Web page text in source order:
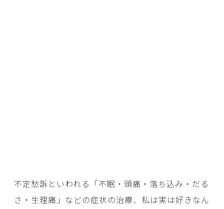
不定愁訴といわれる「不眠・頭痛・落ち込み・だる
さ・生理痛」などの症状の治療、私は実は好きなん